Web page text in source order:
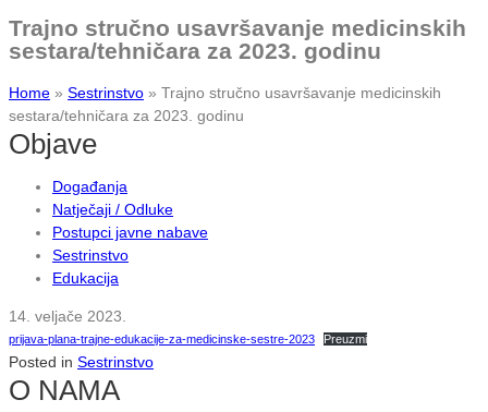
Trajno stručno usavršavanje medicinskih
sestara/tehničara za 2023. godinu
Home » Sestrinstvo » Trajno stručno usavršavanje medicinskih
sestara/tehničara za 2023. godinu
Objave
Događanja
Natječaji / Odluke
Postupci javne nabave
Sestrinstvo
Edukacija
14. veljače 2023.
prijava-plana-trajne-edukacije-za-medicinske-sestre-2023 Preuzmi
Posted in Sestrinstvo
O NAMA